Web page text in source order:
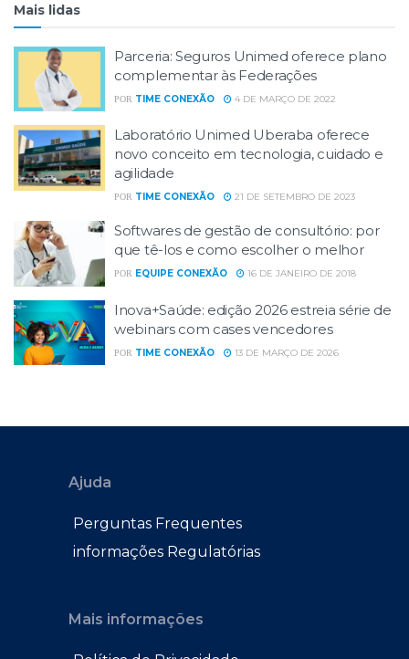
Mais lidas
Parceria: Seguros Unimed oferece plano
complementar às Federações
POR TIME CONEXÃO 4 DE MARÇO DE 2022
Laboratório Unimed Uberaba oferece
novo conceito em tecnologia, cuidado e
agilidade
POR TIME CONEXÃO 21 DE SETEMBRO DE 2023
Softwares de gestão de consultório: por
que tê-los e como escolher o melhor
POR EQUIPE CONEXÃO 16 DE JANEIRO DE 2018
Inova+Saúde: edição 2026 estreia série de
webinars com cases vencedores
POR TIME CONEXÃO 13 DE MARÇO DE 2026
Ajuda
Perguntas Frequentes
informações Regulatórias
Mais informações